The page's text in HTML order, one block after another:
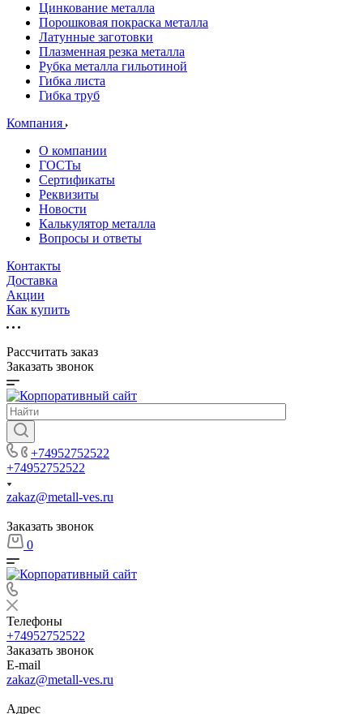
Цинкование металла
Порошковая покраска металла
Латунные заготовки
Плазменная резка металла
Рубка металла гильотиной
Гибка листа
Гибка труб
Компания
О компании
ГОСТы
Сертификаты
Реквизиты
Новости
Калькулятор металла
Вопросы и ответы
Контакты
Доставка
Акции
Как купить
Рассчитать заказ
Заказать звонок
+74952752522
+74952752522
zakaz@metall-ves.ru
Заказать звонок
0
Телефоны
+74952752522
Заказать звонок
E-mail
zakaz@metall-ves.ru
Адрес